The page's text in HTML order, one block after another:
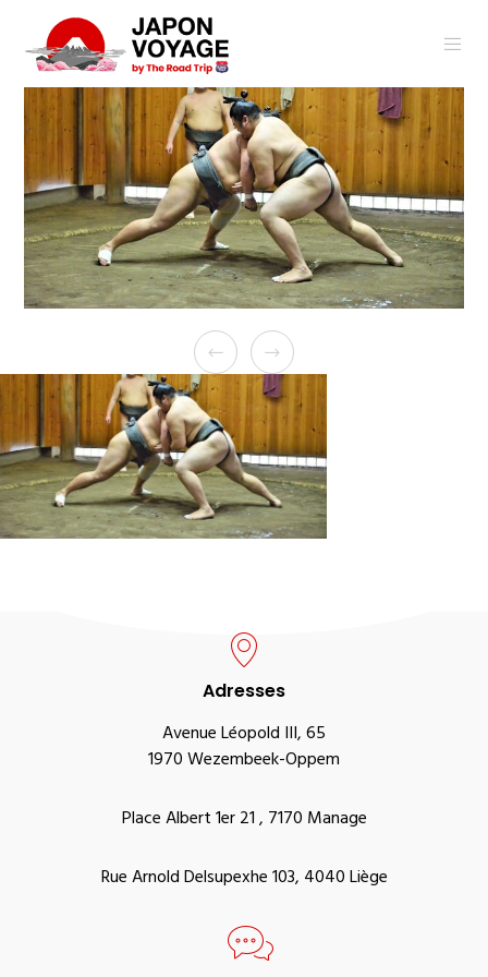
Adresses
Avenue Léopold III, 65
1970 Wezembeek-Oppem
Place Albert 1er 21 , 7170 Manage
Rue Arnold Delsupexhe 103, 4040 Liège